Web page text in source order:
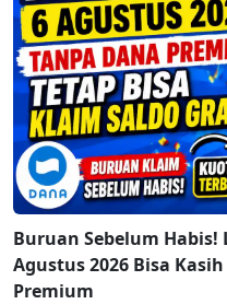
Buruan Sebelum Habis!
Agustus 2026 Bisa
Premium